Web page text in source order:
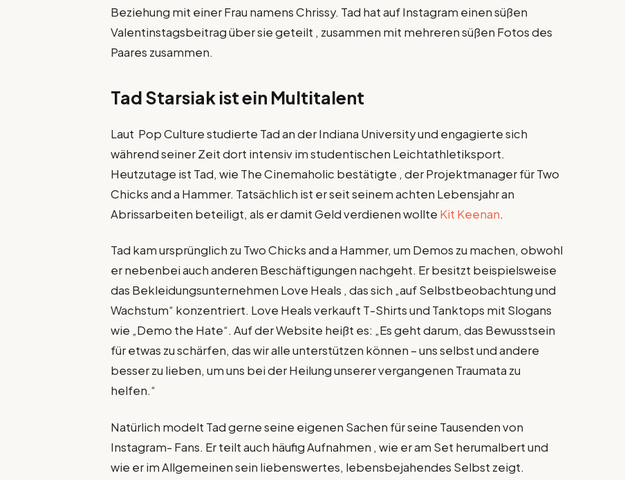
Beziehung mit einer Frau namens Chrissy. Tad hat auf Instagram einen süßen
Valentinstagsbeitrag über sie geteilt , zusammen mit mehreren süßen Fotos des
Paares zusammen.
Tad Starsiak ist ein Multitalent
Laut Pop Culture studierte Tad an der Indiana University und engagierte sich
während seiner Zeit dort intensiv im studentischen Leichtathletiksport.
Heutzutage ist Tad, wie The Cinemaholic bestätigte , der Projektmanager für Two
Chicks and a Hammer. Tatsächlich ist er seit seinem achten Lebensjahr an
Abrissarbeiten beteiligt, als er damit Geld verdienen wollte Kit Keenan.
Tad kam ursprünglich zu Two Chicks and a Hammer, um Demos zu machen, obwohl
er nebenbei auch anderen Beschäftigungen nachgeht. Er besitzt beispielsweise
das Bekleidungsunternehmen Love Heals , das sich „auf Selbstbeobachtung und
Wachstum“ konzentriert. Love Heals verkauft T-Shirts und Tanktops mit Slogans
wie „Demo the Hate“. Auf der Website heißt es: „Es geht darum, das Bewusstsein
für etwas zu schärfen, das wir alle unterstützen können – uns selbst und andere
besser zu lieben, um uns bei der Heilung unserer vergangenen Traumata zu
helfen.“
Natürlich modelt Tad gerne seine eigenen Sachen für seine Tausenden von
Instagram- Fans. Er teilt auch häufig Aufnahmen , wie er am Set herumalbert und
wie er im Allgemeinen sein liebenswertes, lebensbejahendes Selbst zeigt.